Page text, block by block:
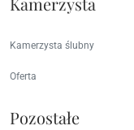
Kamerzysta ślubny
Oferta
Pozostałe